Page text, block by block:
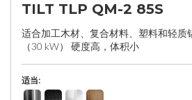
TILT TLP QM-2 85S
适合加工木材、复合材料、塑料和轻质
（30 kW） 硬度高，体积小
适当: